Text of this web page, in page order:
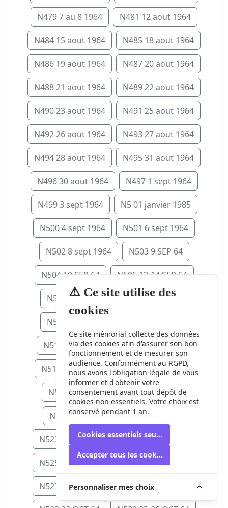
N479 7 au 8 1964 N481 12 aout 1964
N484 15 aout 1964 N485 18 aout 1964
N486 19 aout 1964 N487 20 aout 1964
N488 21 aout 1964 N489 22 aout 1964
N490 23 aout 1964 N491 25 aout 1964
N492 26 aout 1964 N493 27 aout 1964
N494 28 aout 1964 N495 31 aout 1964
N496 30 aout 1964 N497 1 sept 1964
N499 3 sept 1964 N5 01 janvier 1985
N500 4 sept 1964 N501 6 sept 1964
N502 8 sept 1964 N503 9 SEP 64
N504 10 SEP 64 N505 13-14 SEP 64
N506 15 SEP 64 N507 16 SEP 64
N508 17 SEP 64
N511 20-21 SEP 64 N512 23 SEP 6
N514 25 SEP 64 N515 27-28 SEP 64
N516 30 SEP 64 N518 5 OCT 64
N519 6 OCT 64 N522 9 OCT 64
N523 11-12 OCT 64 N524 13 OCT 64
N525 15 OCT 64 N526 16-17 OCT 64
N527 17-18 OCT 64 N528 21 OCT 64
⚠️ Ce site utilise des
cookies
Ce site mémorial collecte des données
via des cookies afin d'assurer son bon
fonctionnement et de mesurer son
audience. Conformément au RGPD,
nous avons l'obligation légale de vous
informer et d'obtenir votre
consentement avant tout dépôt de
cookies non essentiels. Votre choix est
conservé pendant 1 an.
Cookies essentiels seulement
Accepter tous les cookies
Personnaliser mes choix